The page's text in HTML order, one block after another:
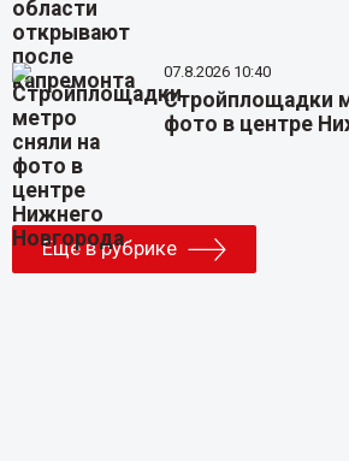
07.8.2026 10:40
Стройплощадки
фото в центре
Еще в рубрике